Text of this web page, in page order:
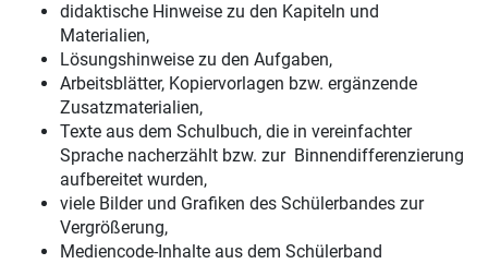
didaktische Hinweise zu den Kapiteln und
Materialien,
Lösungshinweise zu den Aufgaben,
Arbeitsblätter, Kopiervorlagen bzw. ergänzende
Zusatzmaterialien,
Texte aus dem Schulbuch, die in vereinfachter
Sprache nacherzählt bzw. zur Binnendifferenzierung
aufbereitet wurden,
viele Bilder und Grafiken des Schülerbandes zur
Vergrößerung,
Mediencode-Inhalte aus dem Schülerband